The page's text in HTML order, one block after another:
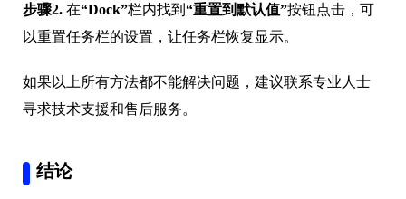
步骤2. 在“Dock”栏内找到 “重置到默认值”按钮点击，可
以重置任务栏的设置，让任务栏恢复显示。
如果以上所有方法都不能解决问题，建议联系专业人士
寻求技术支援和售后服务。
结论